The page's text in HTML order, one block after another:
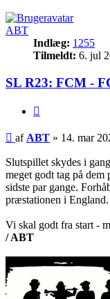
ABT
Indlæg: 1255
Tilmeldt: 6. jul
SL R23: FCM -
Indlæg
af ABT » 14. mar
Slutspillet skydes i
meget godt tag på dem
sidste par gange.
præstationen i England.
Vi skal godt fra start -
/ ABT